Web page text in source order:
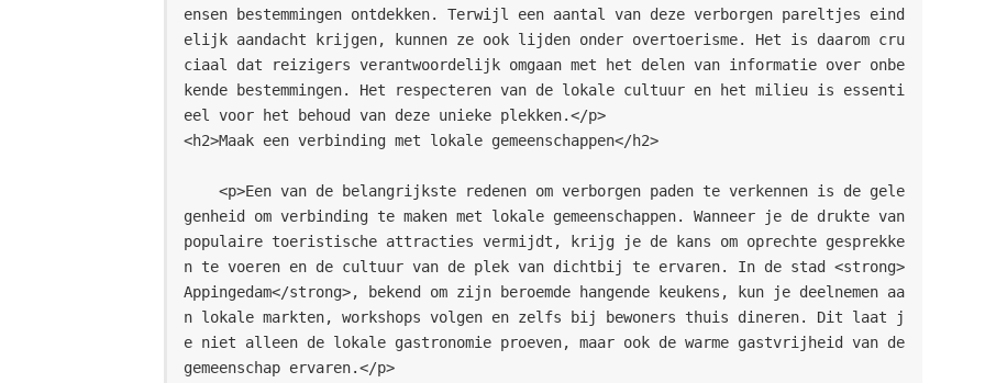
ensen bestemmingen ontdekken. Terwijl een aantal van deze verborgen pareltjes eind
elijk aandacht krijgen, kunnen ze ook lijden onder overtoerisme. Het is daarom cru
ciaal dat reizigers verantwoordelijk omgaan met het delen van informatie over onbe
kende bestemmingen. Het respecteren van de lokale cultuur en het milieu is essenti
eel voor het behoud van deze unieke plekken.</p>
<h2>Maak een verbinding met lokale gemeenschappen</h2>
genheid om verbinding te maken met lokale gemeenschappen. Wanneer je de drukte van
populaire toeristische attracties vermijdt, krijg je de kans om oprechte gesprekke
n te voeren en de cultuur van de plek van dichtbij te ervaren. In de stad <strong>
Appingedam</strong>, bekend om zijn beroemde hangende keukens, kun je deelnemen aa
n lokale markten, workshops volgen en zelfs bij bewoners thuis dineren. Dit laat j
e niet alleen de lokale gastronomie proeven, maar ook de warme gastvrijheid van de
gemeenschap ervaren.</p>